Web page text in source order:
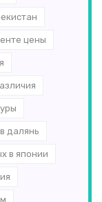
цены
далянь
в японии